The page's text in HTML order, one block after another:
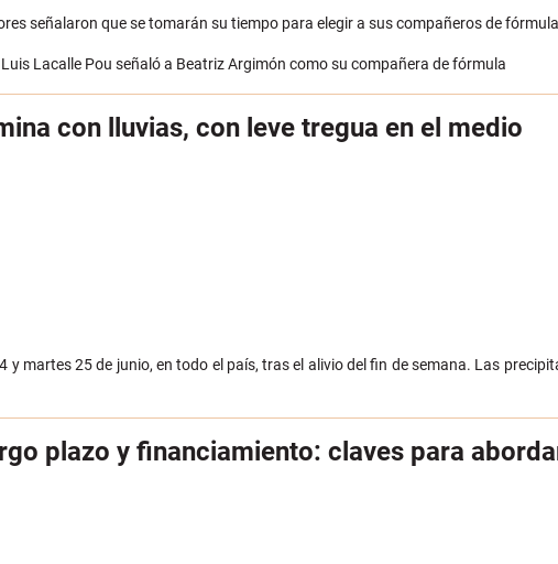
señalaron que se tomarán su tiempo para elegir a sus compañeros de
Lacalle Pou señaló a Beatriz Argimón como su compañera de fórmula
con lluvias, con leve tregua en el medio
y martes 25 de junio, en todo el país, tras el alivio del fin de semana. Las
plazo y financiamiento: claves para